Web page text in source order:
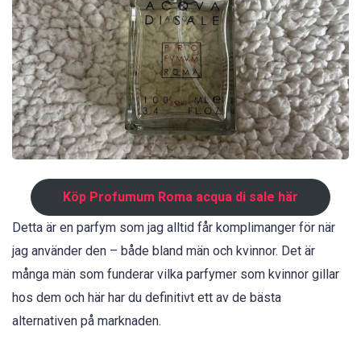
Köp Profumum Roma acqua di sale här
Detta är en parfym som jag alltid får komplimanger för när
jag använder den – både bland män och kvinnor. Det är
många män som funderar vilka parfymer som kvinnor gillar
hos dem och här har du definitivt ett av de bästa
alternativen på marknaden.